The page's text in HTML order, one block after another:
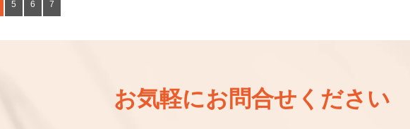
5 6 7
お気軽にお問合せください